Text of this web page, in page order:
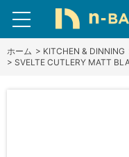
ホーム > KITCHEN & DINNING
> SVELTE CUTLERY MATT